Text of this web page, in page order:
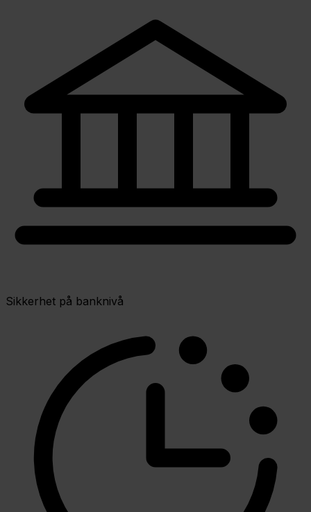
Sikkerhet på banknivå